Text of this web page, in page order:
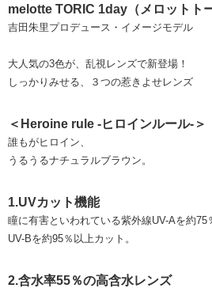
melotte TORIC 1day（メロットト
吉田朱里プロデュース・イメージモデル
大人気の3色が、乱視レンズで新登場！
しっかりみせる、３つの惹きよせレンズ
＜Heroine rule -ヒロインルール-＞
誰もがヒロイン、
うるうるナチュラルブラウン。
1.UVカット機能
瞳に有害といわれている紫外線UV-Aを約75
UV-Bを約95％以上カット。
2.含水率55％の高含水レンズ